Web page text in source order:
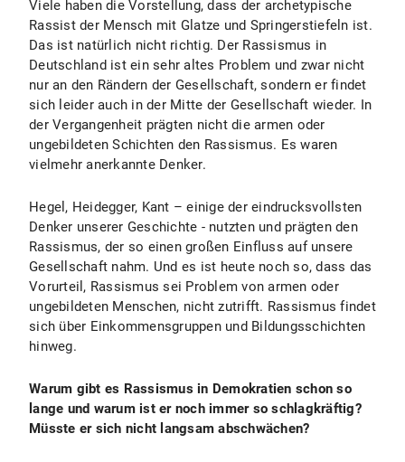
Viele haben die Vorstellung, dass der archetypische
Rassist der Mensch mit Glatze und Springerstiefeln ist.
Das ist natürlich nicht richtig. Der Rassismus in
Deutschland ist ein sehr altes Problem und zwar nicht
nur an den Rändern der Gesellschaft, sondern er findet
sich leider auch in der Mitte der Gesellschaft wieder. In
der Vergangenheit prägten nicht die armen oder
ungebildeten Schichten den Rassismus. Es waren
vielmehr anerkannte Denker.
Hegel, Heidegger, Kant – einige der eindrucksvollsten
Denker unserer Geschichte - nutzten und prägten den
Rassismus, der so einen großen Einfluss auf unsere
Gesellschaft nahm. Und es ist heute noch so, dass das
Vorurteil, Rassismus sei Problem von armen oder
ungebildeten Menschen, nicht zutrifft. Rassismus findet
sich über Einkommensgruppen und Bildungsschichten
hinweg.
Warum gibt es Rassismus in Demokratien schon so
lange und warum ist er noch immer so schlagkräftig?
Müsste er sich nicht langsam abschwächen?